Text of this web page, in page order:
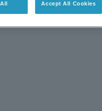
Accept All Cookies